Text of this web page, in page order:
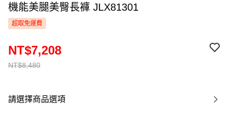
機能美腿美臀長褲 JLX81301
超取免運費
NT$8,480
NT$7,208
請選擇商品選項